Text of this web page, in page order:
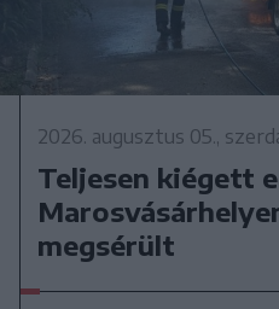
2026. augusztus 05.,
Teljesen kiégett
megsérült